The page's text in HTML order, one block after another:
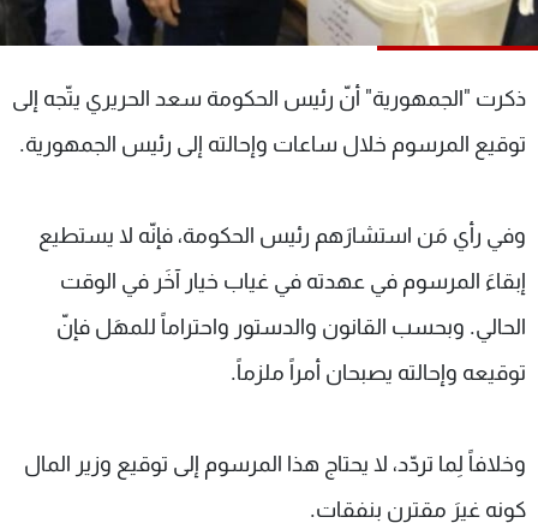
ذكرت "الجمهورية" أنّ رئيس الحكومة سعد الحريري يتّجه إلى
توقيع المرسوم خلال ساعات وإحالته إلى رئيس الجمهورية.
وفي رأي مَن استشارَهم رئيس الحكومة، فإنّه لا يستطيع
إبقاءَ المرسوم في عهدته في غياب خيار آخَر في الوقت
الحالي. وبحسب القانون والدستور واحتراماً للمهَل فإنّ
توقيعه وإحالته يصبحان أمراً ملزماً.
وخلافاً لِما تردّد، لا يحتاج هذا المرسوم إلى توقيع وزير المال
كونه غيرَ مقترن بنفقات.
شاهد البرامج
عن MTV
الإنـتـاج
وظائف
تواصل معنا